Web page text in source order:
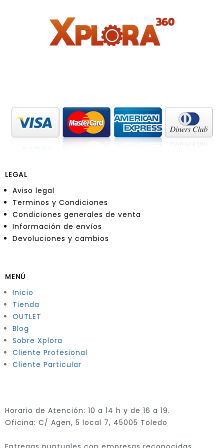
LEGAL
Aviso legal
Terminos y Condiciones
Condiciones generales de venta
Información de envíos
Devoluciones y cambios
MENÚ
Inicio
Tienda
OUTLET
Blog
Sobre Xplora
Cliente Profesional
Cliente Particular
Horario de Atención: 10 a 14 h y de 16 a 19.
Oficina: C/ Agen, 5 local 7, 45005 Toledo